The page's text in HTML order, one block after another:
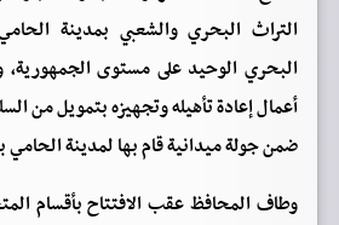
التراث البحري والشعبي بمدينة
البحري الوحيد على مستوى الجمهورية،
أعمال إعادة تأهيله وتجهيزه بتمويل من
ضمن جولة ميدانية قام بها لمدينة
وطاف المحافظ عقب الافتتاح بأقسام